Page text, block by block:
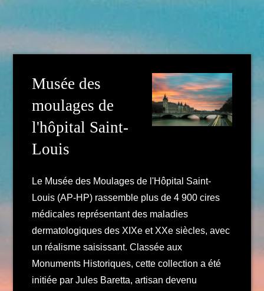
Musée des
moulages de
l'hôpital Saint-
Louis
Le Musée des Moulages de l'Hôpital Saint-
Louis (AP-HP) rassemble plus de 4 900 cires
médicales représentant des maladies
dermatologiques des XIXe et XXe siècles, avec
un réalisme saisissant. Classée aux
Monuments Historiques, cette collection a été
initiée par Jules Baretta, artisan devenu